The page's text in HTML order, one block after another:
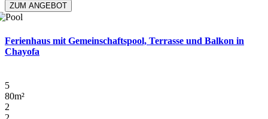
ZUM ANGEBOT
Ferienhaus mit Gemeinschaftspool, Terrasse und Balkon in
Chayofa
5
80m²
2